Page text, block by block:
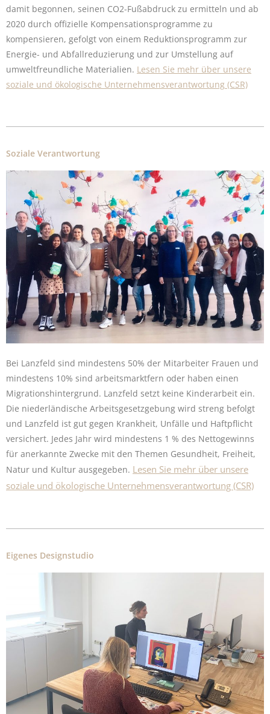
damit begonnen, seinen CO2-Fußabdruck zu ermitteln und ab
2020 durch offizielle Kompensationsprogramme zu
kompensieren, gefolgt von einem Reduktionsprogramm zur
Energie- und Abfallreduzierung und zur Umstellung auf
umweltfreundliche Materialien. Lesen Sie mehr über unsere
soziale und ökologische Unternehmensverantwortung (CSR)
Soziale Verantwortung
Bei Lanzfeld sind mindestens 50% der Mitarbeiter Frauen und
mindestens 10% sind arbeitsmarktfern oder haben einen
Migrationshintergrund. Lanzfeld setzt keine Kinderarbeit ein.
Die niederländische Arbeitsgesetzgebung wird streng befolgt
und Lanzfeld ist gut gegen Krankheit, Unfälle und Haftpflicht
versichert. Jedes Jahr wird mindestens 1 % des Nettogewinns
für anerkannte Zwecke mit den Themen Gesundheit, Freiheit,
Natur und Kultur ausgegeben. Lesen Sie mehr über unsere
soziale und ökologische Unternehmensverantwortung (CSR)
Eigenes Designstudio